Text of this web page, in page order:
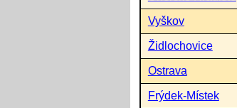
Vyškov
Židlochovice
Ostrava
Frýdek-Místek